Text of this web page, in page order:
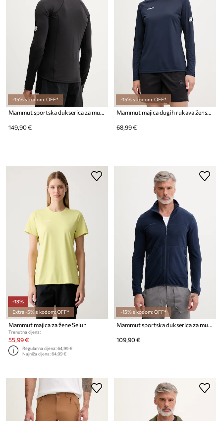
-15% s kodom: OFF*
Mammut sportska dukserica za muškarce Taiss
149,90 €
-15% s kodom: OFF*
Mammut majica dugih rukava ženska Ducan
68,99 €
-13%
Extra -5% s kodom: OFF*
Mammut majica za žene Selun
Trenutna cijena:
55,99 €
Regularna cijena:64,99 €
Najniža cijena:64,99 €
-15% s kodom: OFF*
Mammut sportska dukserica za muškarce s flisom Innominata Light
109,90 €